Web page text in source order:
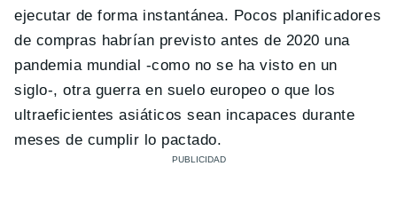
ejecutar de forma instantánea. Pocos planificadores
de compras habrían previsto antes de 2020 una
pandemia mundial -como no se ha visto en un
siglo-, otra guerra en suelo europeo o que los
ultraeficientes asiáticos sean incapaces durante
meses de cumplir lo pactado.